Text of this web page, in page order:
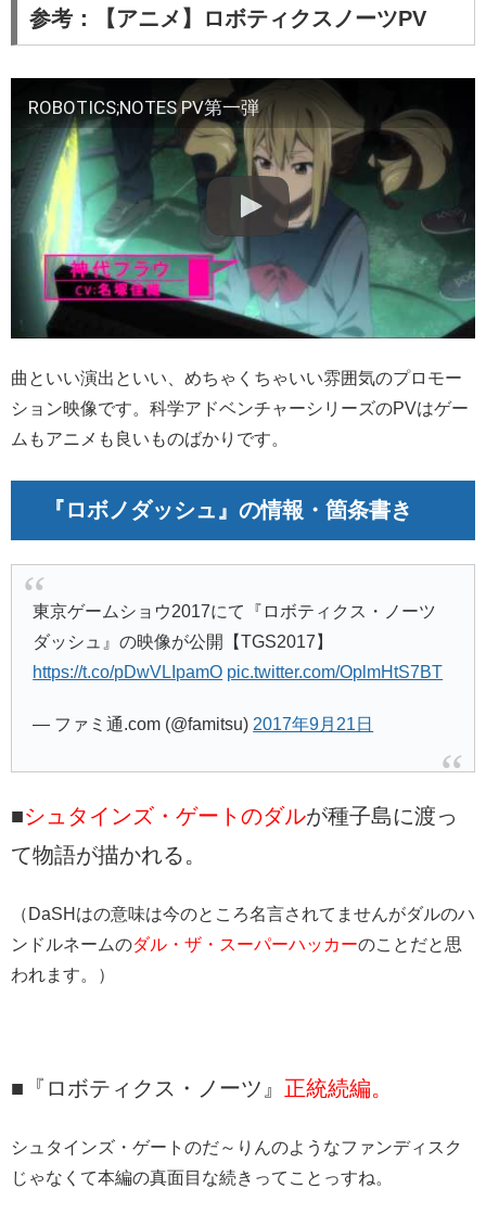
参考：【アニメ】ロボティクスノーツPV
ROBOTICS;NOTES PV第一弾
曲といい演出といい、めちゃくちゃいい雰囲気のプロモー
ション映像です。科学アドベンチャーシリーズのPVはゲー
ムもアニメも良いものばかりです。
『ロボノダッシュ』の情報・箇条書き
東京ゲームショウ2017にて『ロボティクス・ノーツ
ダッシュ』の映像が公開【TGS2017】
https://t.co/pDwVLIpamO pic.twitter.com/OplmHtS7BT
— ファミ通.com (@famitsu) 2017年9月21日
■シュタインズ・ゲートのダルが種子島に渡っ
て物語が描かれる。
（DaSHはの意味は今のところ名言されてませんがダルのハ
ンドルネームのダル・ザ・スーパーハッカーのことだと思
われます。）
■『ロボティクス・ノーツ』 正統続編。
シュタインズ・ゲートのだ～りんのようなファンディスク
じゃなくて本編の真面目な続きってことっすね。